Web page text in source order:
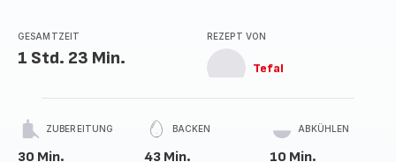
GESAMTZEIT
1 Std. 23 Min.
REZEPT VON
Tefal
ZUBEREITUNG
30 Min.
BACKEN
43 Min.
ABKÜHLEN
10 Min.